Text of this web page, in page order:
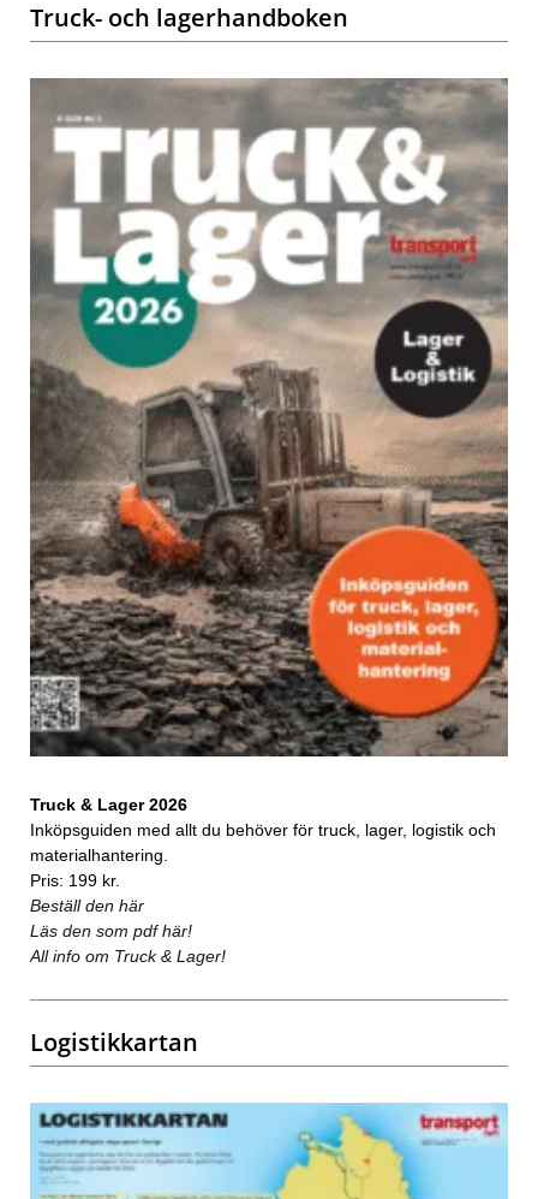
Truck- och lagerhandboken
Truck & Lager 2026
Inköpsguiden med allt du behöver för truck, lager, logistik och
materialhantering.
Pris: 199 kr.
Beställ den här
Läs den som pdf här!
All info om Truck & Lager!
Logistikkartan